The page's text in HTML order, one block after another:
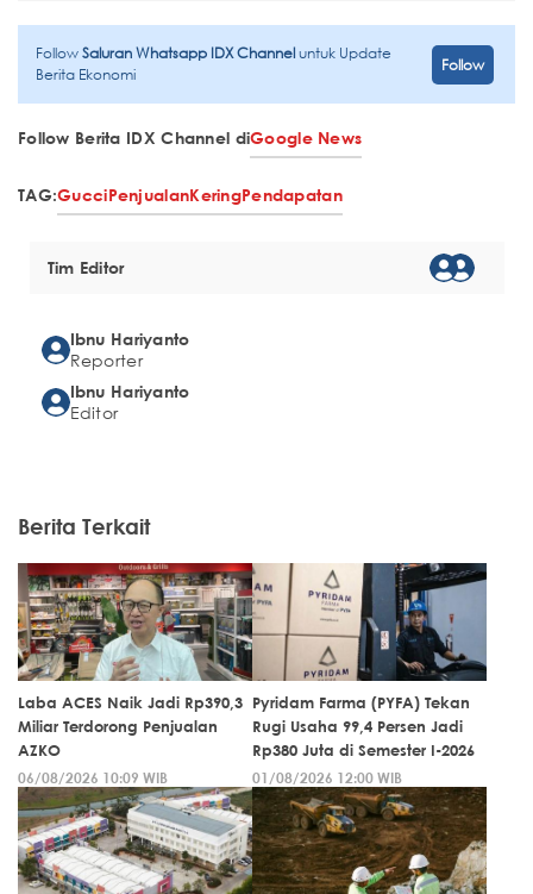
FollowSaluran Whatsapp IDX Channeluntuk Update
Berita Ekonomi
Follow
Follow Berita IDX Channel diGoogle News
TAG:GucciPenjualanKeringPendapatan
Tim Editor
Ibnu Hariyanto
Reporter
Ibnu Hariyanto
Editor
Berita Terkait
Laba ACES Naik Jadi Rp390,3
Miliar Terdorong Penjualan
AZKO
06/08/2026 10:09 WIB
Pyridam Farma (PYFA) Tekan
Rugi Usaha 99,4 Persen Jadi
Rp380 Juta di Semester I-2026
01/08/2026 12:00 WIB